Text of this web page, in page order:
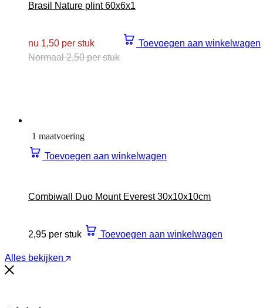
Brasil Nature plint 60x6x1
nu 1,50 per stuk
Normaal 2,50 per stuk
Toevoegen aan winkelwagen
1 maatvoering
Toevoegen aan winkelwagen
Combiwall Duo Mount Everest 30x10x10cm
2,95 per stuk Toevoegen aan winkelwagen
Alles bekijken